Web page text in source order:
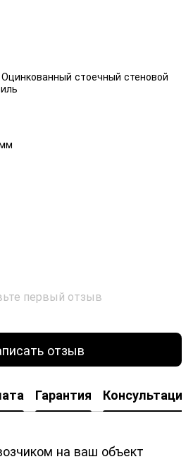
стоечный стеновой
первый отзыв
отзыв
Гарантия Консультация
на ваш объект